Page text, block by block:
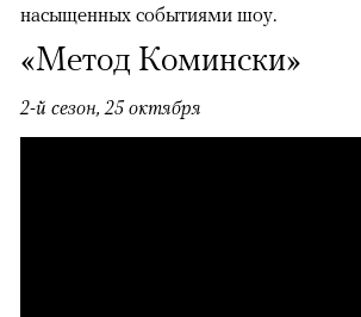
насыщенных событиями шоу.
«Метод Комински»
2-й сезон, 25 октября